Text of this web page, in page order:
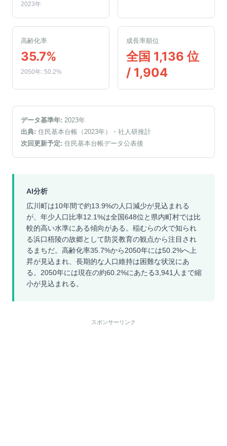
2023年
高齢化率
35.7%
2050年: 50.2%
成長率順位
全国 1,136 位
/ 1,904
データ基準年: 2023年
出典: 住民基本台帳（2023年）
・社人研推計
次回更新予定: 住民基本台帳データ公表後
AI分析
広川町は10年間で約13.9%の人口減少が見込まれる
が、年少人口比率12.1%は全国648位と県内町村では比
較的高い水準にある傾向がある。稲むらの火で知られ
る浜口梧陵の故郷として防災教育の観点から注目され
るまちだ。高齢化率35.7%から2050年には50.2%へ上
昇が見込まれ、長期的な人口維持は困難な状況にあ
る。2050年には現在の約60.2%にあたる3,941人まで縮
小が見込まれる。
スポンサーリンク